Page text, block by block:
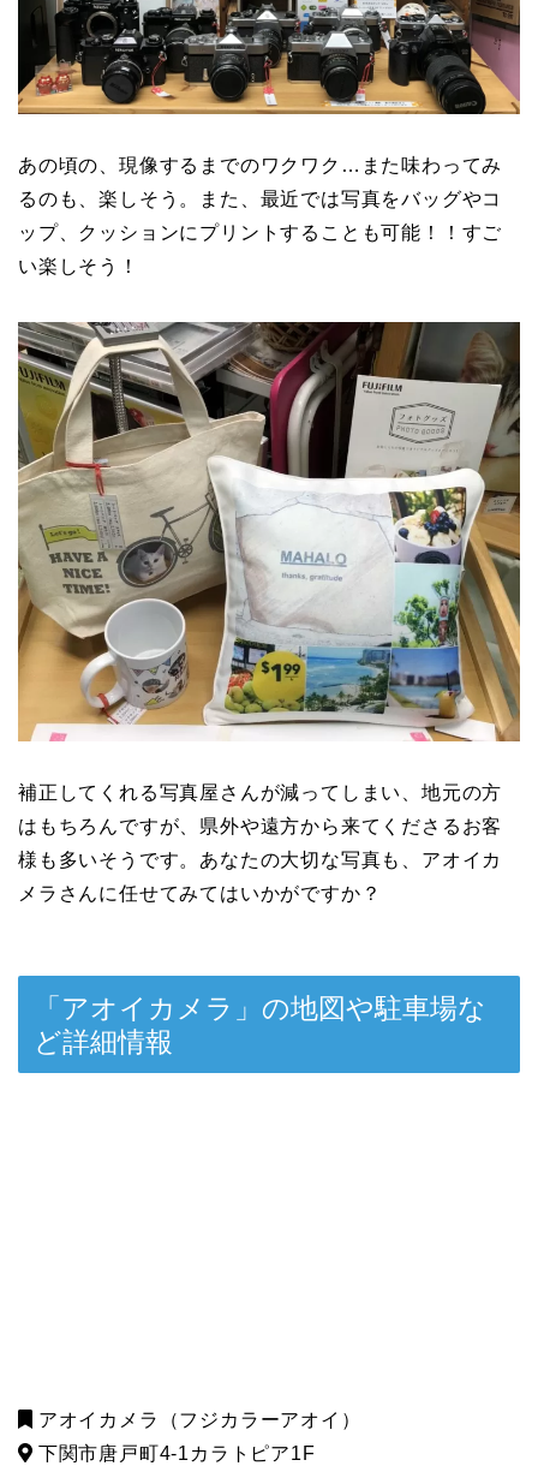
あの頃の、現像するまでのワクワク…また味わってみ
るのも、楽しそう。また、最近では写真をバッグやコ
ップ、クッションにプリントすることも可能！！すご
い楽しそう！
補正してくれる写真屋さんが減ってしまい、地元の方
はもちろんですが、県外や遠方から来てくださるお客
様も多いそうです。あなたの大切な写真も、アオイカ
メラさんに任せてみてはいかがですか？
「アオイカメラ」の地図や駐車場な
ど詳細情報
アオイカメラ（フジカラーアオイ）
下関市唐戸町4-1カラトピア1F